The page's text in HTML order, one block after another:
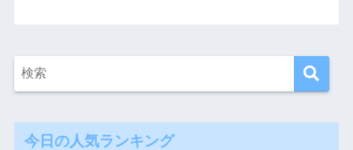
今日の人気ランキング